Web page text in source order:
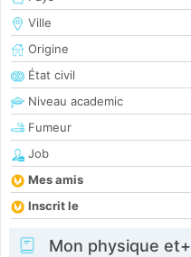
Ville
Origine
État civil
Niveau academic
Fumeur
Job
Mes amis
Inscrit le
Mon physique et+